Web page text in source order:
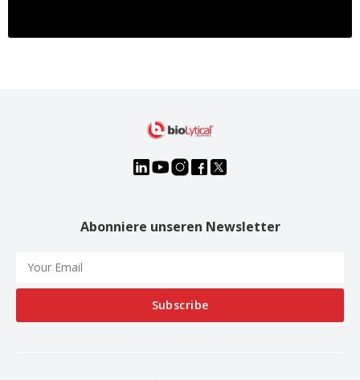
Abonniere unseren Newsletter